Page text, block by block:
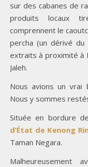
sur des cabanes de
produits locaux
comprennent le
percha (un dérivé
extraits à proximité à
Jaleh.
Nous avions un vrai
Nous y sommes
Située en bordure
d’État de Kenong
Taman Negara.
Malheureusement